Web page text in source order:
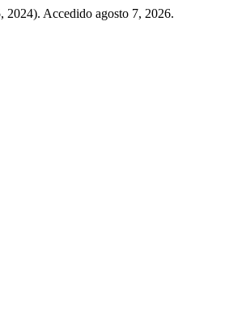
2024). Accedido agosto 7, 2026.